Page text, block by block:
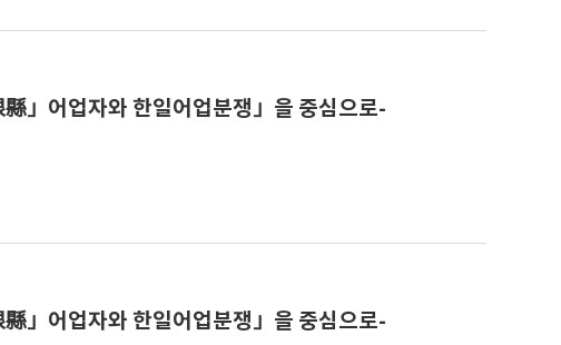
」어업자와 한일어업분쟁」을 중심으로-
」어업자와 한일어업분쟁」을 중심으로-